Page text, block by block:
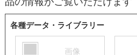
各種データ・ライブラリー
画像